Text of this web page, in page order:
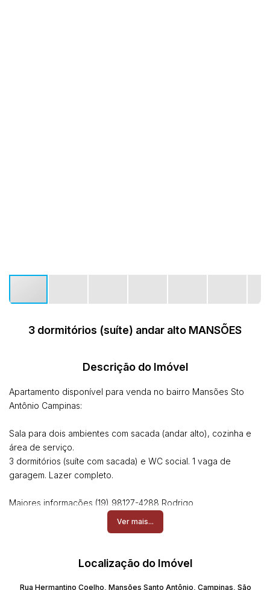
3 dormitórios (suíte) andar alto MANSÕES
Descrição do Imóvel
Apartamento disponível para venda no bairro Mansões Sto
Antônio Campinas:
Sala para dois ambientes com sacada (andar alto), cozinha e
área de serviço.
3 dormitórios (suíte com sacada) e WC social. 1 vaga de
garagem. Lazer completo.
Maiores informações (19) 98127-4288 Rodrigo
Ver mais...
Localização do Imóvel
Rua Hermantino Coelho Mansões Santo Antônio Campinas São